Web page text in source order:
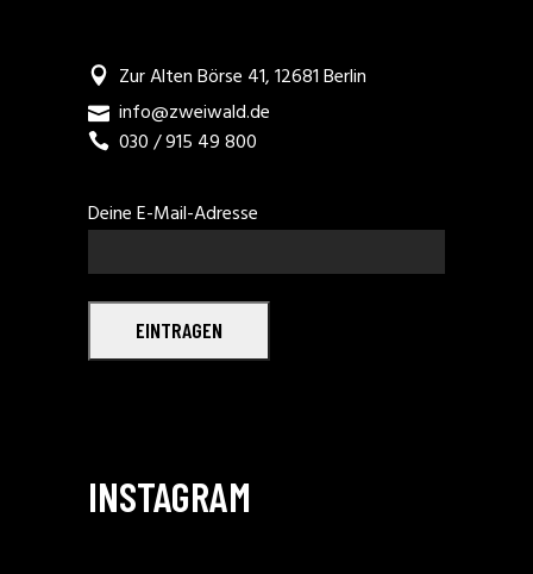
Zur Alten Börse 41, 12681 Berlin
info@zweiwald.de
030 / 915 49 800
Deine E-Mail-Adresse
EINTRAGEN
INSTAGRAM